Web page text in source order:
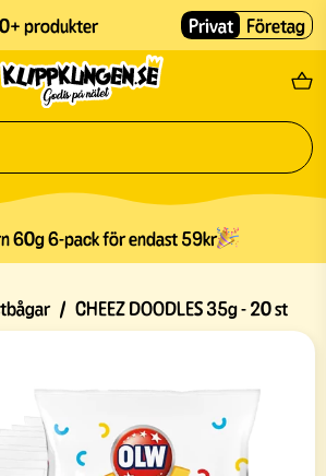
produkter Fri
Privat Företag
60g 6-pack för endast 59kr
/ CHEEZ DOODLES 35g - 20 st